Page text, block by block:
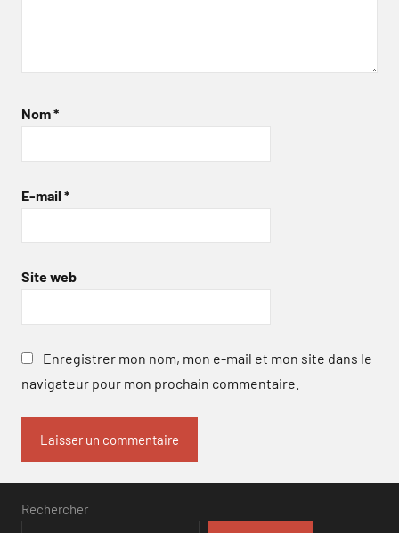
Nom*
E-mail *
Site web
Enregistrer mon nom, mon e-mail et mon site dans le
navigateur pour mon prochain commentaire.
Rechercher